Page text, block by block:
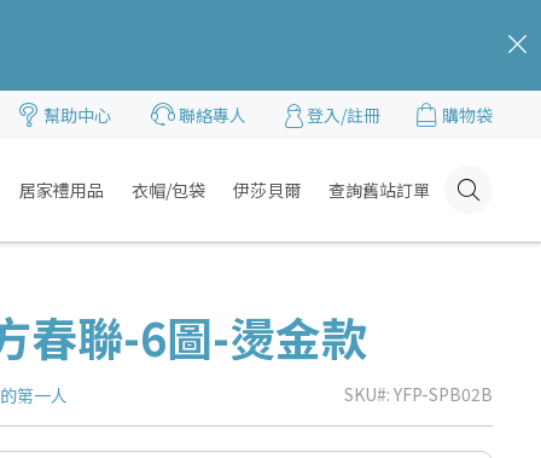
購物袋
登入/註冊
幫助中心 聯絡專人
居家禮用品 衣帽/包袋 伊莎貝爾
查詢舊站訂單
Here
春聯-6圖-燙金款
第一人 SKU YFP-SPB02B